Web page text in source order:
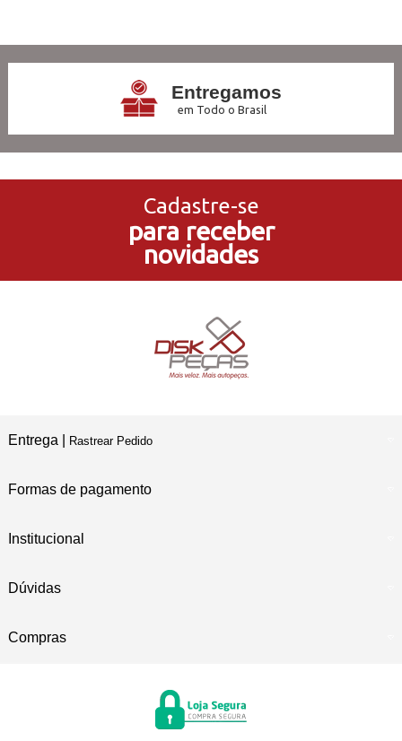
Entregamos
em Todo o Brasil
no Cartão de Crédito
5% de Desconto
no Pagamento PIX
Em Nossas Lojas Físicas
Cadastre-se
para receber
novidades
Entrega | Rastrear Pedido
Formas de pagamento
Institucional
Dúvidas
Compras